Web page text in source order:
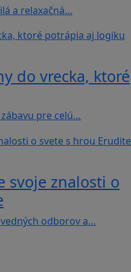
a relaxačná…
do vrecka, ktoré
pre celú…
svoje znalosti o
odborov a…